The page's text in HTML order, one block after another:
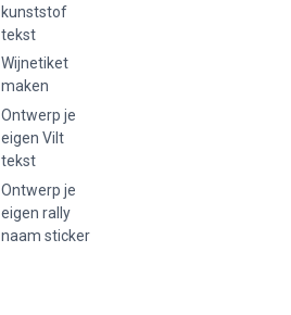
kunststof
tekst
Wijnetiket
maken
Ontwerp je
eigen Vilt
tekst
Ontwerp je
eigen rally
naam sticker